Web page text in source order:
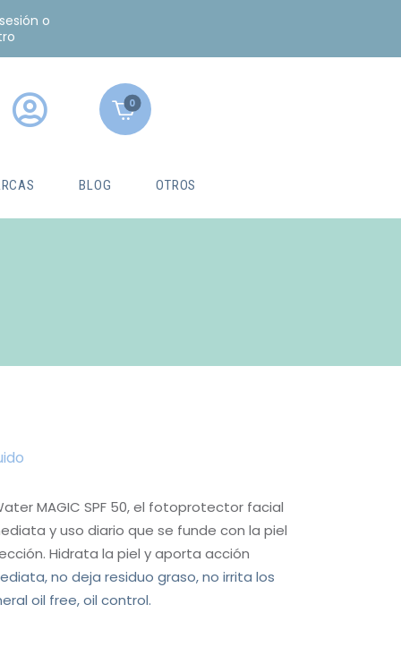
o
0
BLOG OTROS
MAGIC SPF 50, el fotoprotector facial
y uso diario que se funde con la piel
Hidrata la piel y aporta acción
no deja residuo graso, no irrita los
oil free, oil control.